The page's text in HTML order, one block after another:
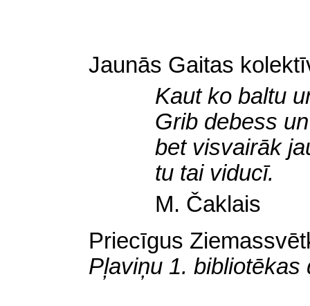
Jaunās Gaitas
Kaut ko baltu
Grib debess
bet visvairāk
tu tai viducī.
M. Čaklais
Priecīgus
Pļaviņu 1. bibliotēkas